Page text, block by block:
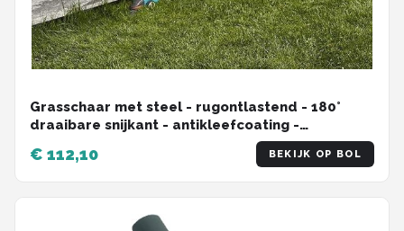
Grasschaar met steel - rugontlastend - 180°
draaibare snijkant - antikleefcoating -
comfortabele handgreep (12100-20)
€ 112,10 BEKIJK OP BOL